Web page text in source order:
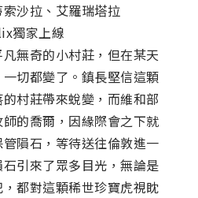
沙拉、艾羅瑞塔拉
獨家上線
無奇的小村莊，但在某天
切都變了。鎮長堅信這顆
村莊帶來蛻變，而維和部
的喬爾，因緣際會之下就
隕石，等待送往倫敦進一
引來了眾多目光，無論是
都對這顆稀世珍寶虎視眈